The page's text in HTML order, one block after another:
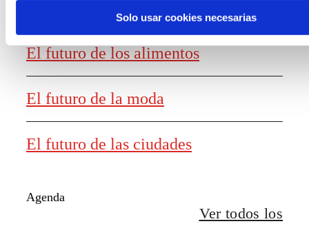
Solo usar cookies necesarias
El futuro de los alimentos
El futuro de la moda
El futuro de las ciudades
Agenda
Ver todos los